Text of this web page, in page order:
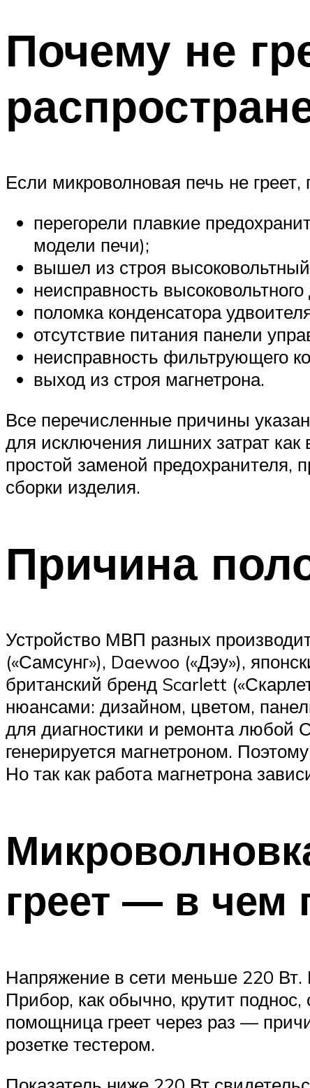
Почему не
Если микроволновая печь не
перегорели плавкие
модели печи);
вышел из строя
неисправность
поломка конденсатора
отсутствие питания панели
неисправность фильтрующего
выход из строя магнетрона.
Все перечисленные причины
для исключения лишних затрат
простой заменой предохранителя,
сборки изделия.
Причина
Устройство МВП разных
(«Самсунг»), Daewoo («Дэу»),
британский бренд Scarlett
нюансами: дизайном, цветом,
для диагностики и ремонта любой
генерируется магнетроном.
Но так как работа магнетрона
греет — в чем
Напряжение в сети меньше 220 Вт.
Прибор, как обычно, крутит
помощница греет через раз —
розетке тестером.